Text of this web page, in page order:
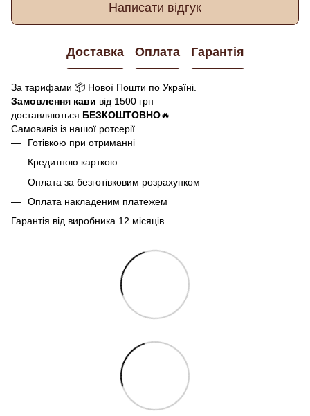
Написати відгук
Доставка Оплата Гарантія
За тарифами 📦 Нової Пошти по Україні.
Замовлення кави від 1500 грн
доставляються БЕЗКОШТОВНО🔥
Самовивіз із нашої ротсерії.
Готівкою при отриманні
Кредитною карткою
Оплата за безготівковим розрахунком
Оплата накладеним платежем
Гарантія від виробника 12 місяців.